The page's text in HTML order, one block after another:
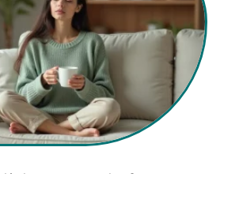
discret de votre bien-être mental